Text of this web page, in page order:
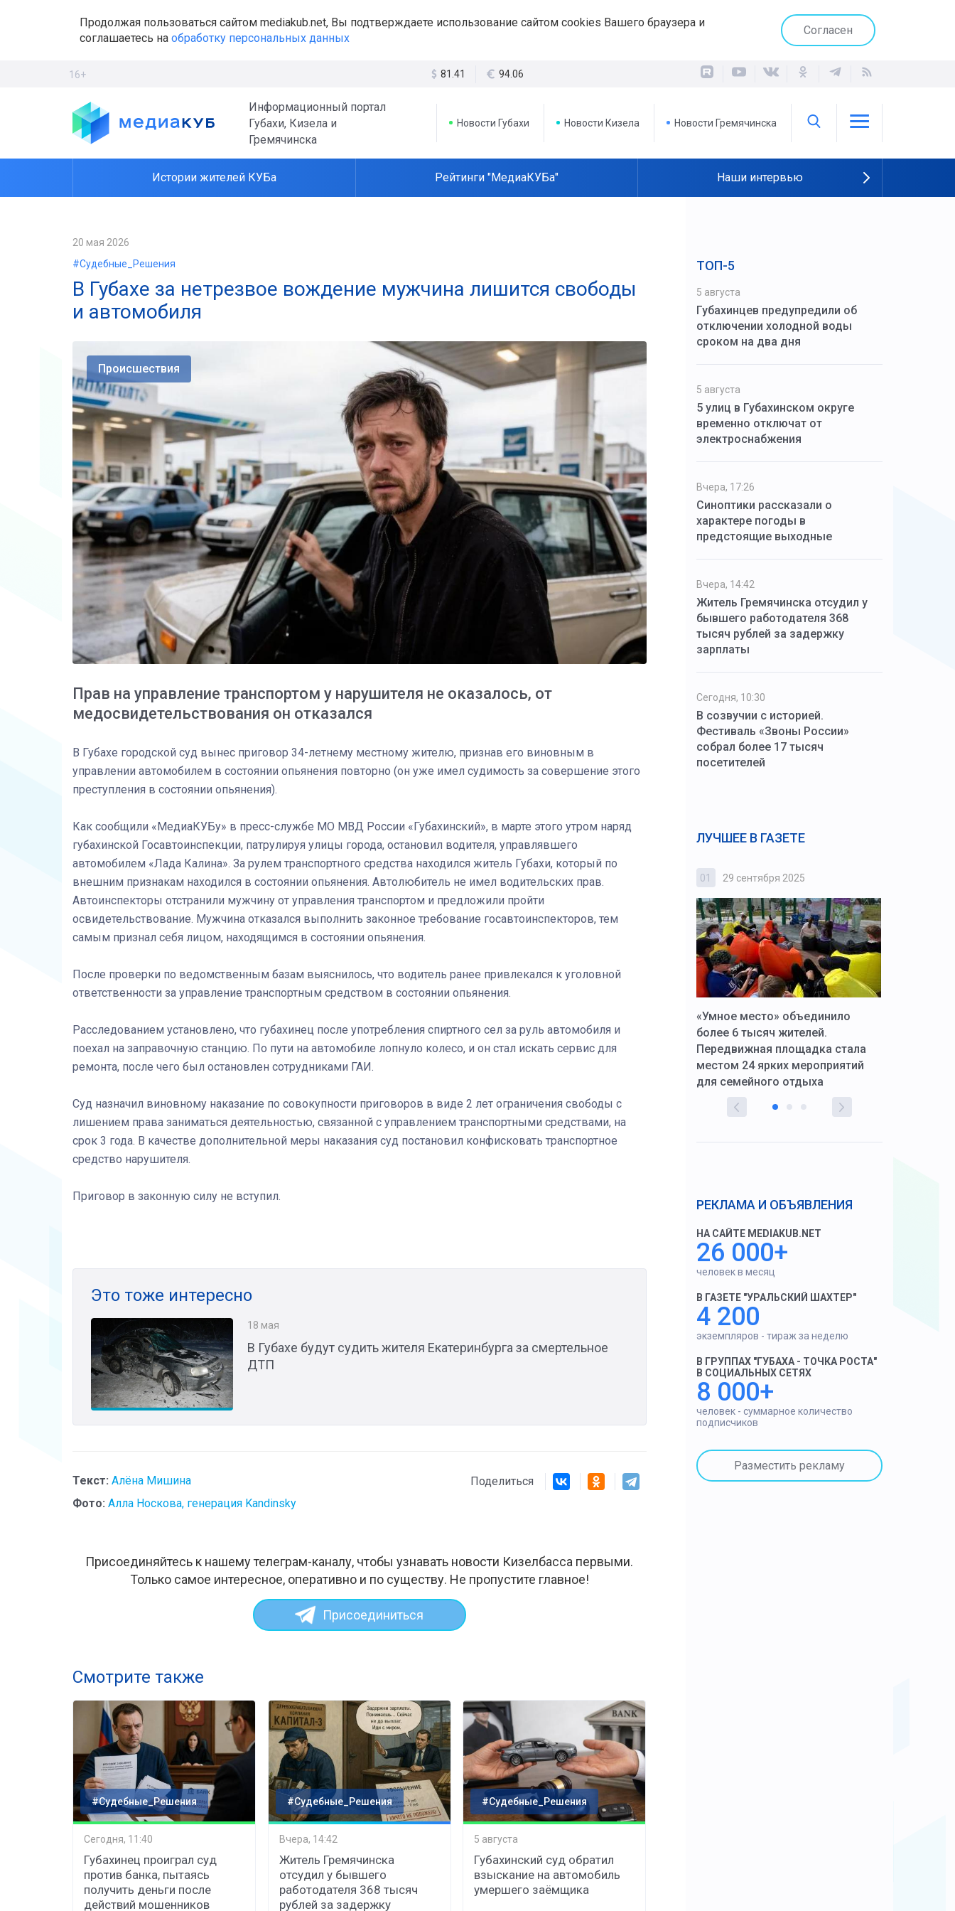
Продолжая пользоваться сайтом mediakub.net, Вы подтверждаете использование сайтом cookies Вашего браузера и
соглашаетесь на обработку персональных данных
Согласен
16+ 81.41 94.06
Информационный портал
Губахи, Кизела и
Гремячинска
Новости Губахи Новости Кизела Новости Гремячинска
Истории жителей КУБа Рейтинги "МедиаКУБа" Наши интервью
20 мая 2026
#Судебные_Решения
В Губахе за нетрезвое вождение мужчина лишится свободы
и автомобиля
Происшествия
Прав на управление транспортом у нарушителя не оказалось, от
медосвидетельствования он отказался
В Губахе городской суд вынес приговор 34-летнему местному жителю, признав его виновным в
управлении автомобилем в состоянии опьянения повторно (он уже имел судимость за совершение этого
преступления в состоянии опьянения).
Как сообщили «МедиаКУБу» в пресс-службе МО МВД России «Губахинский», в марте этого утром наряд
губахинской Госавтоинспекции, патрулируя улицы города, остановил водителя, управлявшего
автомобилем «Лада Калина». За рулем транспортного средства находился житель Губахи, который по
внешним признакам находился в состоянии опьянения. Автолюбитель не имел водительских прав.
Автоинспекторы отстранили мужчину от управления транспортом и предложили пройти
освидетельствование. Мужчина отказался выполнить законное требование госавтоинспекторов, тем
самым признал себя лицом, находящимся в состоянии опьянения.
После проверки по ведомственным базам выяснилось, что водитель ранее привлекался к уголовной
ответственности за управление транспортным средством в состоянии опьянения.
Расследованием установлено, что губахинец после употребления спиртного сел за руль автомобиля и
поехал на заправочную станцию. По пути на автомобиле лопнуло колесо, и он стал искать сервис для
ремонта, после чего был остановлен сотрудниками ГАИ.
Суд назначил виновному наказание по совокупности приговоров в виде 2 лет ограничения свободы с
лишением права заниматься деятельностью, связанной с управлением транспортными средствами, на
срок 3 года. В качестве дополнительной меры наказания суд постановил конфисковать транспортное
средство нарушителя.
Приговор в законную силу не вступил.
Это тоже интересно
18 мая
В Губахе будут судить жителя Екатеринбурга за смертельное
ДТП
Текст: Алёна Мишина
Фото: Алла Носкова, генерация Kandinsky
Поделиться
Присоединяйтесь к нашему телеграм-каналу, чтобы узнавать новости Кизелбасса первыми.
Только самое интересное, оперативно и по существу. Не пропустите главное!
Присоединиться
Смотрите также
#Судебные_Решения
Сегодня, 11:40
Губахинец проиграл суд
против банка, пытаясь
получить деньги после
действий мошенников
#Судебные_Решения
Вчера, 14:42
Житель Гремячинска
отсудил у бывшего
работодателя 368 тысяч
рублей за задержку
#Судебные_Решения
5 августа
Губахинский суд обратил
взыскание на автомобиль
умершего заёмщика
ТОП-5
5 августа
Губахинцев предупредили об
отключении холодной воды
сроком на два дня
5 августа
5 улиц в Губахинском округе
временно отключат от
электроснабжения
Вчера, 17:26
Синоптики рассказали о
характере погоды в
предстоящие выходные
Вчера, 14:42
Житель Гремячинска отсудил у
бывшего работодателя 368
тысяч рублей за задержку
зарплаты
Сегодня, 10:30
В созвучии с историей.
Фестиваль «Звоны России»
собрал более 17 тысяч
посетителей
ЛУЧШЕЕ В ГАЗЕТЕ
03 4 октября 2025
Коробов после возвращения со
спецоперации сделал
01 29 сентября 2025
«Умное место» объединило
более 6 тысяч жителей.
Передвижная площадка стала
местом 24 ярких мероприятий
для семейного отдыха
РЕКЛАМА И ОБЪЯВЛЕНИЯ
НА САЙТЕ MEDIAKUB.NET
26 000+
человек в месяц
В ГАЗЕТЕ "УРАЛЬСКИЙ ШАХТЕР"
4 200
экземпляров - тираж за неделю
В ГРУППАХ "ГУБАХА - ТОЧКА РОСТА"
В СОЦИАЛЬНЫХ СЕТЯХ
8 000+
человек - суммарное количество
подписчиков
Разместить рекламу